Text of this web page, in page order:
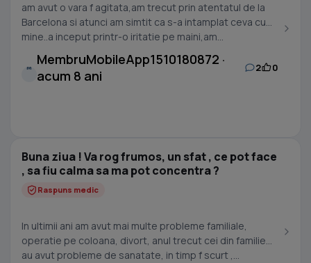
am avut o vara f agitata,am trecut prin atentatul de la
Barcelona si atunci am simtit ca s-a intamplat ceva cu
mine..a inceput printr-o iritatie pe maini,am...
M
MembruMobileApp1510180872 ·
acum 8 ani
2 0
Buna ziua ! Va rog frumos, un sfat , ce pot face
, sa fiu calma sa ma pot concentra ?
Raspuns medic
In ultimii ani am avut mai multe probleme familiale,
operatie pe coloana, divort, anul trecut cei din familie
au avut probleme de sanatate, in timp f scurt ,...